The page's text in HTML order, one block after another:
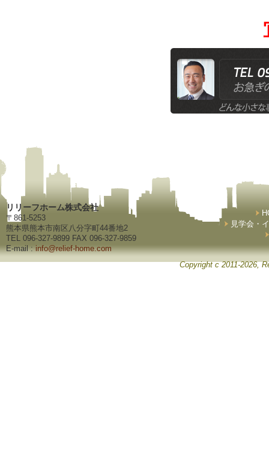
リリーフホーム株式会社
〒861-5253
熊本県熊本市南区八分字町44番地2
TEL 096-327-9899 FAX 096-327-9859
E-mail :info@relief-home.com
見学会・
Copyright c 2011-2026,